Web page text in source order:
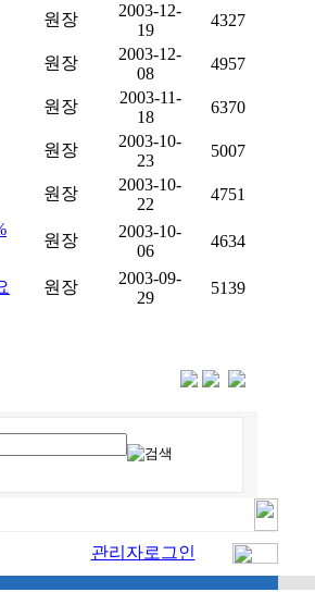
원장
2003-12-
19
4327
원장
2003-12-
08
4957
원장
2003-11-
18
6370
원장
2003-10-
23
5007
원장
2003-10-
22
4751
원장
2003-10-
06
4634
원장
2003-09-
29
5139
관리자로그인